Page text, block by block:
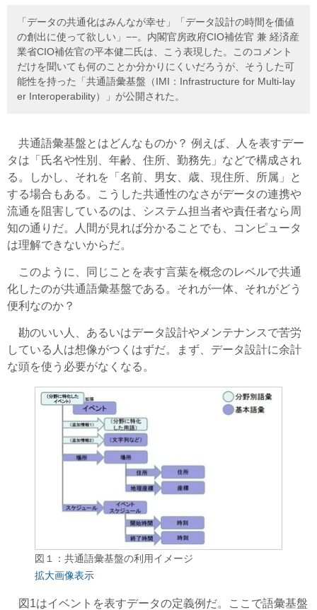
「データの共通化はみんなが幸せ」「データ設計の時間を価値
の創出に使って欲しい」−−。内閣官房政府CIO補佐官 兼 経済産
業省CIO補佐官の平本健二氏は、こう表現した。このコメント
だけを聞いても何のことか分かりにくいだろうが、そうした可
能性を持った「共通語彙基盤（IMI：Infrastructure for Multi-lay
er Interoperability）」が公開された。
共通語彙基盤とはどんなものか？ 例えば、人を表すデー
タは「氏名や性別、年齢、住所、勤務先」などで構成され
る。しかし、それを「名前、男女、歳、現住所、所属」と
する場合もある。こうした共通性のなさがデータの連携や
流通を阻害しているのは、システム担当者や責任者なら周
知の通りだ。人間が見れば分かることでも、コンピュータ
は理解できないからだ。
このように、同じことを表す言葉を概念のレベルで共通
化したのが共通語彙基盤である。それが一体、それがどう
便利なのか？
勘のいい人、あるいはデータ設計やメンテナンスで苦労
している人は想像がつくはずだ。まず、データ設計に余計
な頭を使う必要がなくなる。
図１：共通語彙基盤の利用イメージ
拡大画像表示
図1はイベントを表すデータの定義例だ。ここで語彙基盤